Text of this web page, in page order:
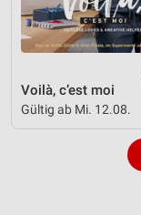
Voilà, c’est moi
Gültig ab Mi. 12.08.